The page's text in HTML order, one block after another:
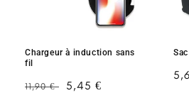
Chargeur à induction sans
fil
Prix
11,90 €
Prix
5,45 €